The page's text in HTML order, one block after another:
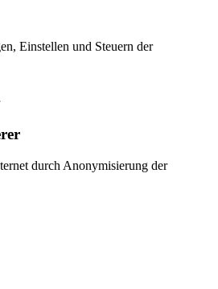
Einstellen und Steuern der
durch Anonymisierung der